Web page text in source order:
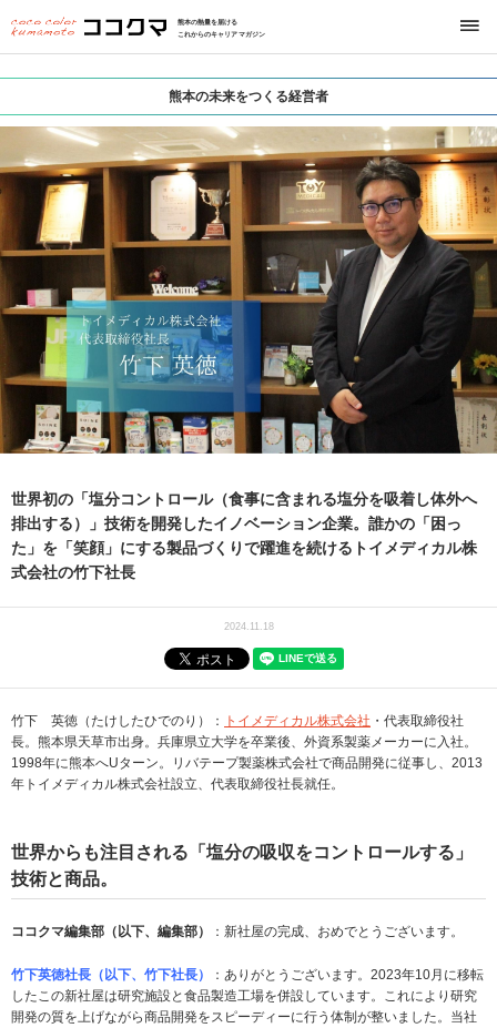
熊本の熱量を届ける
これからのキャリアマガジン
熊本の未来をつくる経営者
世界初の「塩分コントロール（食事に含まれる塩分を吸着し体外へ
排出する）」技術を開発したイノベーション企業。誰かの「困っ
た」を「笑顔」にする製品づくりで躍進を続けるトイメディカル株
式会社の竹下社長
2024.11.18
竹下 英徳（たけしたひでのり）： トイメディカル株式会社 ・代表取締役社
長。熊本県天草市出身。兵庫県立大学を卒業後、外資系製薬メーカーに入社。
1998年に熊本へUターン。リバテープ製薬株式会社で商品開発に従事し、2013
年トイメディカル株式会社設立、代表取締役社長就任。
世界からも注目される「塩分の吸収をコントロールする」
技術と商品。
ココクマ編集部（以下、編集部） ：新社屋の完成、おめでとうございます。
竹下英徳社長（以下、竹下社長）
：ありがとうございます。2023年10月に移転
したこの新社屋は研究施設と食品製造工場を併設しています。これにより研究
開発の質を上げながら商品開発をスピーディーに行う体制が整いました。当社